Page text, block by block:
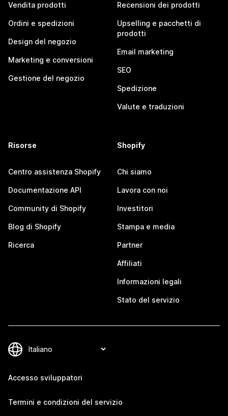
Vendita prodotti
Ordini e spedizioni
Design del negozio
Marketing e conversioni
Gestione del negozio
Recensioni dei prodotti
Upselling e pacchetti di
prodotti
Email marketing
SEO
Spedizione
Valute e traduzioni
Risorse
Centro assistenza Shopify
Documentazione API
Community di Shopify
Blog di Shopify
Ricerca
Shopify
Chi siamo
Lavora con noi
Investitori
Stampa e media
Partner
Affiliati
Informazioni legali
Stato del servizio
Accesso sviluppatori
Termini e condizioni del servizio